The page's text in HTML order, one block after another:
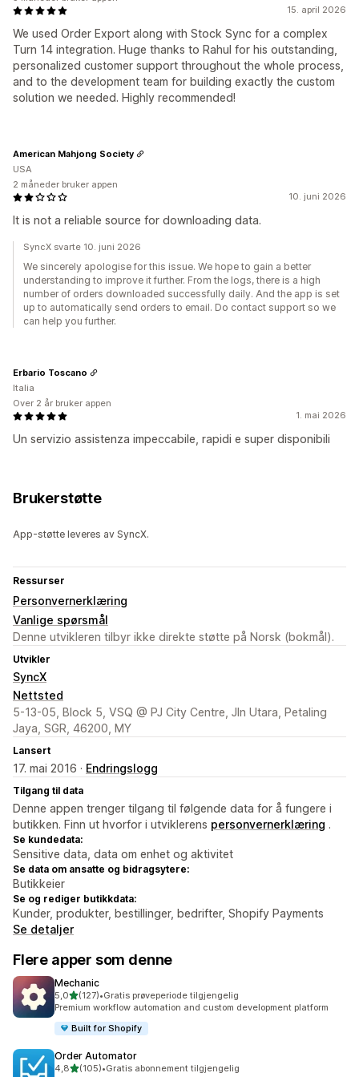
15. april 2026
We used Order Export along with Stock Sync for a complex
Turn 14 integration. Huge thanks to Rahul for his outstanding,
personalized customer support throughout the whole process,
and to the development team for building exactly the custom
solution we needed. Highly recommended!
10. juni 2026
It is not a reliable source for downloading data.
American Mahjong Society
USA
2 måneder bruker appen
SyncX svarte 10. juni 2026
We sincerely apologise for this issue. We hope to gain a better
understanding to improve it further. From the logs, there is a high
number of orders downloaded successfully daily. And the app is set
up to automatically send orders to email. Do contact support so we
can help you further.
1. mai 2026
Un servizio assistenza impeccabile, rapidi e super disponibili
Erbario Toscano
Italia
Over 2 år bruker appen
Brukerstøtte
App-støtte leveres av SyncX.
Ressurser
Personvernerklæring
Vanlige spørsmål
Denne utvikleren tilbyr ikke direkte støtte på Norsk (bokmål).
Utvikler
SyncX
Nettsted
5-13-05, Block 5, VSQ @ PJ City Centre, Jln Utara, Petaling
Jaya, SGR, 46200, MY
Lansert
17. mai 2016 · Endringslogg
Tilgang til data
Denne appen trenger tilgang til følgende data for å fungere i
butikken. Finn ut hvorfor i utviklerens personvernerklæring .
Se kundedata:
Sensitive data, data om enhet og aktivitet
Se data om ansatte og bidragsytere:
Butikkeier
Se og rediger butikkdata:
Kunder, produkter, bestillinger, bedrifter, Shopify Payments
Se detaljer
Flere apper som denne
Mechanic
5,0av 5 stjerner
(127)
Totalt 127 omtaler
•Gratis prøveperiode tilgjengelig
Premium workflow automation and custom development platform
Built for Shopify
Order Automator
4,8av 5 stjerner
(105)
Totalt 105 omtaler
•Gratis abonnement tilgjengelig